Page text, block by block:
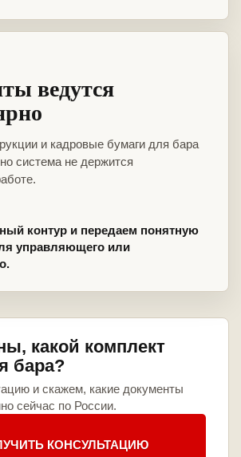
ведутся
и кадровые бумаги для бара
система не держится
контур и передаем понятную
управляющего или
какой комплект
бара?
и скажем, какие документы
сейчас по России.
КОНСУЛЬТАЦИЮ